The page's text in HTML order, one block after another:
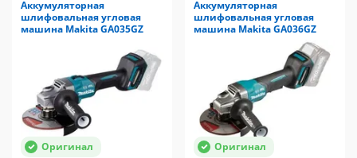
Аккумуляторная
шлифовальная угловая
машина Makita GA035GZ
Оригинал
Аккумуляторная
шлифовальная угловая
машина Makita GA036GZ
Оригинал